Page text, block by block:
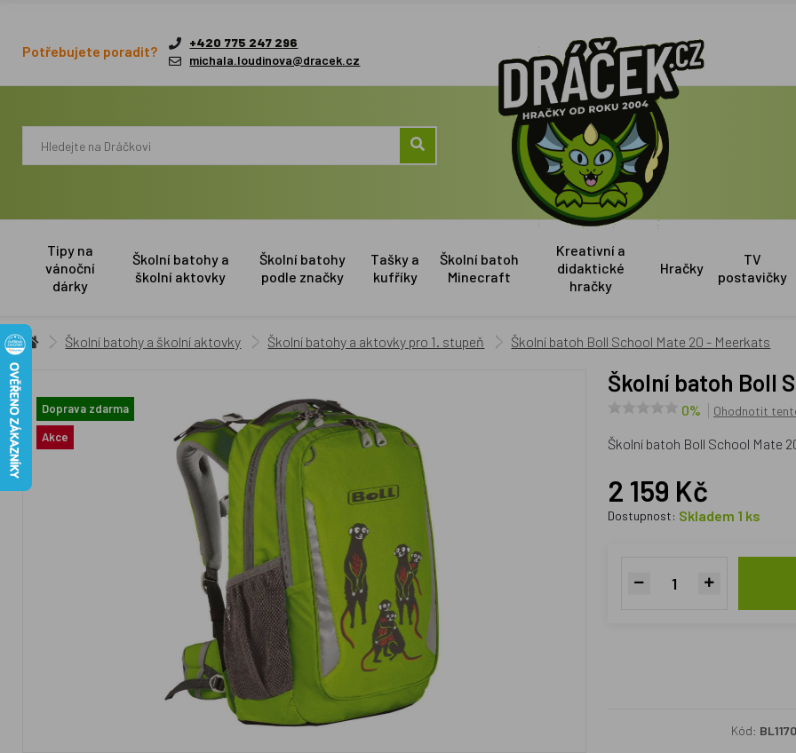
Potřebujete poradit?
+420 775 247 296
michala.loudinova@dracek.cz
Tipy na
vánoční
dárky
Školní batohy a
školní aktovky
Školní batohy
podle značky
Tašky a
kufříky
Školní batoh
Minecraft
Kreativní a
didaktické
hračky
Hračky
TV
postavičky
Školní batohy a školní aktovky Školní batohy a aktovky pro 1. stupeň Školní batoh Boll School Mate 20 - Meerkats
Doprava zdarma
Akce
Školní batoh Boll
0% Ohodnotit
Školní batoh Boll School Mate
2 159 Kč
Dostupnost: Skladem 1 ks
Kód: